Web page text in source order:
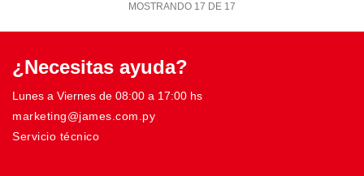
MOSTRANDO 17 DE 17
¿Necesitas ayuda?
Lunes a Viernes de 08:00 a 17:00 hs
marketing@james.com.py
Servicio técnico